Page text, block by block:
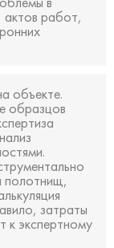
актов работ,
объекте.
образцов
полотнищ,
затраты
к экспертному